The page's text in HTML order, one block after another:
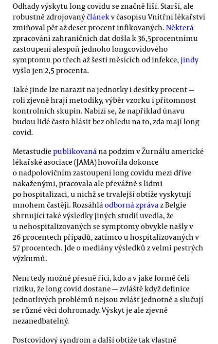
Odhady výskytu long covidu se značně liší. Starší, ale
robustně zdrojovanýčlánekv časopisu Vnitřní lékařství
zmiňoval pět až deset procent infikovaných. Některá
zpracování zahraničních dat došla k 36,5procentnímu
zastoupení alespoň jednoho longcovidového
symptomu po třech až šesti měsících od infekce, jindy
vyšlo jen 2,5 procenta.
Také jinde lze narazit na jednotky i desítky procent —
roli zjevně hrají metodiky, výběr vzorku i přítomnost
kontrolních skupin. Nabízí se, že například únavu
budou lidé často hlásit bez ohledu na to, zda mají long
covid.
Metastudie publikovanána podzim v Žurnálu americké
lékařské asociace (JAMA) hovořila dokonce
o nadpolovičním zastoupení long covidu mezi dříve
nakaženými, pracovala ale převážně s lidmi
po hospitalizaci, u nichž se trvalejší obtíže vyskytují
mnohem častěji. Rozsáhláodborná zprávaz Belgie
shrnující také výsledky jiných studií uvedla, že
u nehospitalizovaných se symptomy obvykle našly v
26 procentech případů, zatímco u hospitalizovaných v
57 procentech. Jde o mediány výsledků z velmi pestrých
výzkumů.
Není tedy možné přesně říci, kdo a v jaké formě čelí
riziku, že long covid dostane — zvláště když definice
jednotlivých problémů nejsou zvlášť jednotné a slučují
se různé věci dohromady. Výskyt je ale zjevně
nezanedbatelný.
Postcovidový syndrom a další obtíže tak vlastně